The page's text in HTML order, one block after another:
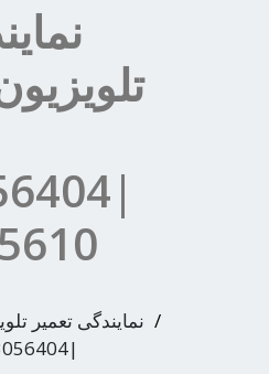
نمایندگی تعمیر
|09193056404-02536645610